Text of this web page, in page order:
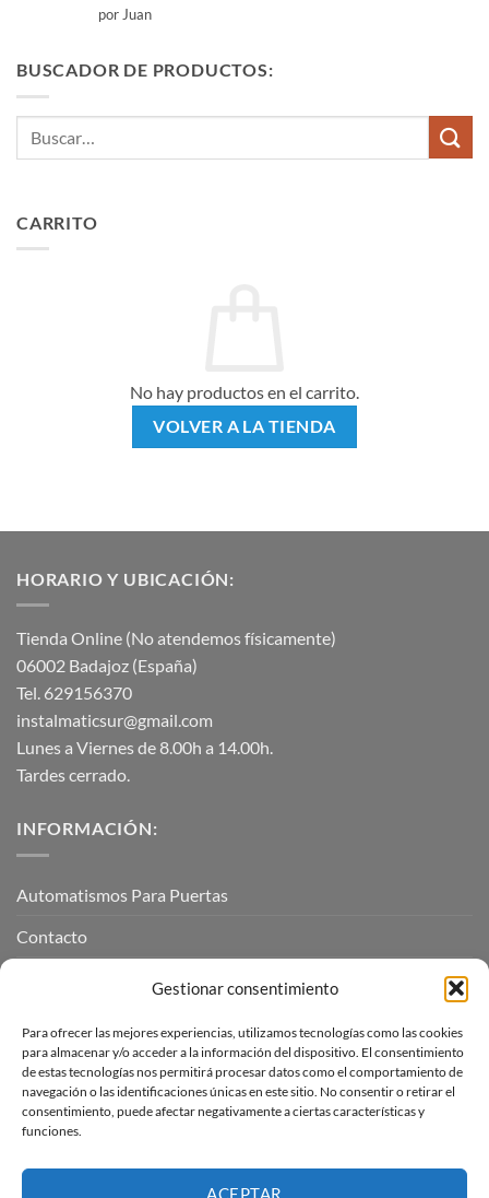
Gestionar consentimiento
Para ofrecer las mejores experiencias, utilizamos tecnologías como las cookies
para almacenar y/o acceder a la información del dispositivo. El consentimiento
de estas tecnologías nos permitirá procesar datos como el comportamiento de
navegación o las identificaciones únicas en este sitio. No consentir o retirar el
consentimiento, puede afectar negativamente a ciertas características y
funciones.
ACEPTAR
Valorado
con
por Juan
BUSCADOR DE PRODUCTOS:
CARRITO
No hay productos en el carrito.
VOLVER A LA TIENDA
HORARIO Y UBICACIÓN:
Tienda Online (No atendemos físicamente)
06002 Badajoz (España)
Tel. 629156370
instalmaticsur@gmail.com
Lunes a Viernes de 8.00h a 14.00h.
Tardes cerrado.
INFORMACIÓN:
Automatismos Para Puertas
Contacto
INFORMACIÓN LEGAL
Aviso Legal